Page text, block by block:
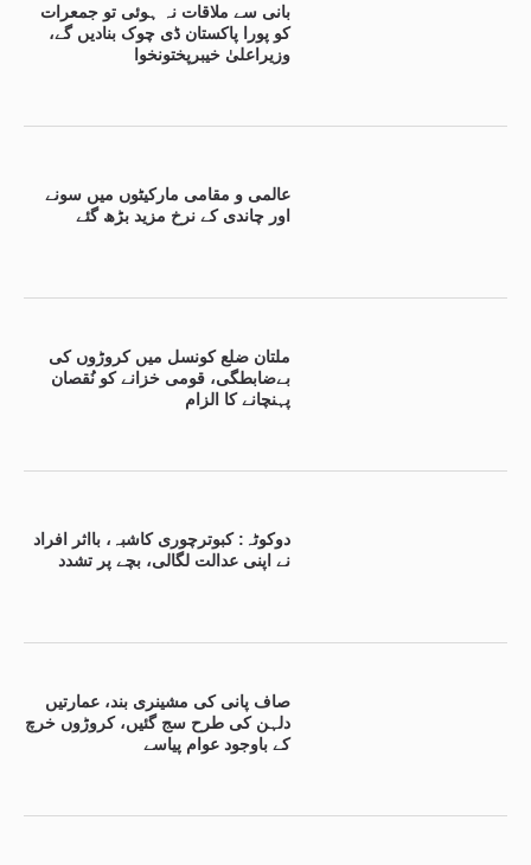
بانی سے ملاقات نہ ہوئی تو جمعرات
کو پورا پاکستان ڈی چوک بنادیں گے،
وزیراعلیٰ خیبرپختونخوا
عالمی و مقامی مارکیٹوں میں سونے
اور چاندی کے نرخ مزید بڑھ گئے
ملتان ضلع کونسل میں کروڑوں کی
بےضابطگی، قومی خزانے کو نُقصان
پہنچانے کا الزام
دوکوٹہ: کبوترچوری کاشبہ، بااثر افراد
نے اپنی عدالت لگالی، بچے پر تشدد
صاف پانی کی مشینری بند، عمارتیں
دلہن کی طرح سج گئیں، کروڑوں خرچ
کے باوجود عوام پیاسے